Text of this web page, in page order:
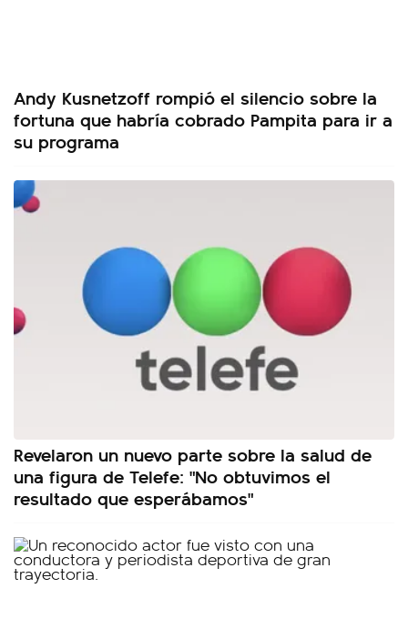
Andy Kusnetzoff rompió el silencio sobre la
fortuna que habría cobrado Pampita para ir a
su programa
Revelaron un nuevo parte sobre la salud de
una figura de Telefe: "No obtuvimos el
resultado que esperábamos"